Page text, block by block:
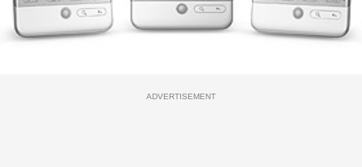
ADVERTISEMENT